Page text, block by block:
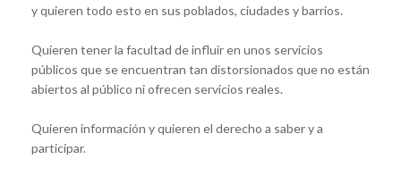
y quieren todo esto en sus poblados, ciudades y barrios.
Quieren tener la facultad de influir en unos servicios
públicos que se encuentran tan distorsionados que no están
abiertos al público ni ofrecen servicios reales.
Quieren información y quieren el derecho a saber y a
participar.